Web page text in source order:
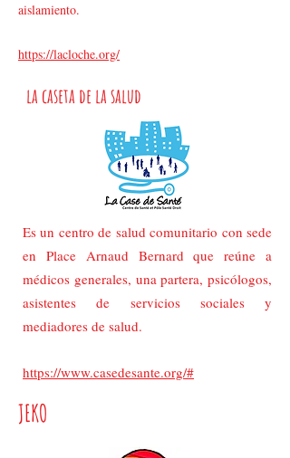
aislamiento.
https://lacloche.org/
la caseta de la salud
Es un centro de salud comunitario con sede
en Place Arnaud Bernard que reúne a
médicos generales, una partera, psicólogos,
asistentes de servicios sociales y
mediadores de salud.
https://www.casedesante.org/#
JEKO